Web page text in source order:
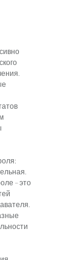
– это